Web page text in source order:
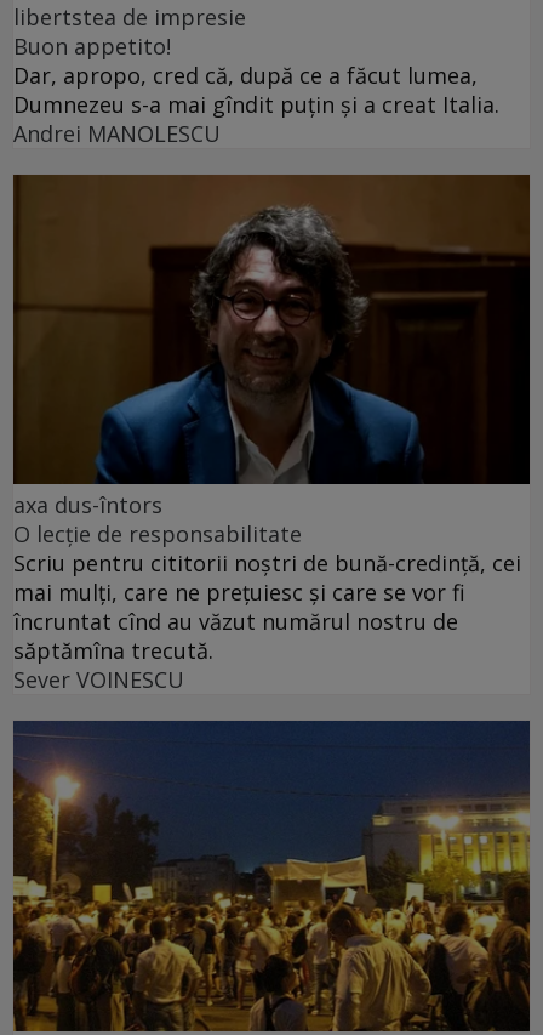
libertstea de impresie
Buon appetito!
Dar, apropo, cred că, după ce a făcut lumea,
Dumnezeu s-a mai gîndit puțin și a creat Italia.
Andrei MANOLESCU
axa dus-întors
O lecție de responsabilitate
Scriu pentru cititorii noștri de bună-credință, cei
mai mulți, care ne prețuiesc și care se vor fi
încruntat cînd au văzut numărul nostru de
săptămîna trecută.
Sever VOINESCU